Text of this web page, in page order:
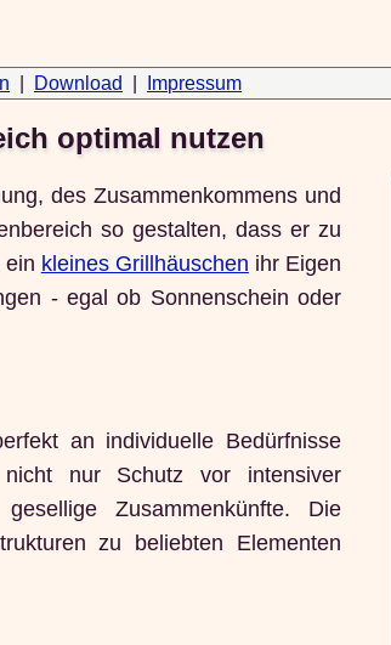
Download Impressum
optimal nutzen
des Zusammenkommens und
so gestalten, dass er zu
ein kleines Grillhäuschen ihr Eigen
- egal ob Sonnenschein oder
an individuelle Bedürfnisse
nur Schutz vor intensiver
Zusammenkünfte. Die
zu beliebten Elementen